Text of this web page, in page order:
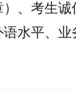
、考生
水平、